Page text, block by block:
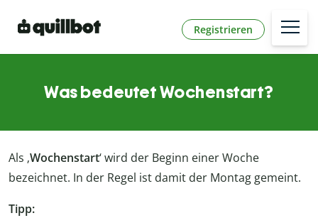
Registrieren
Was bedeutet Wochenstart?
Als ‚Wochenstart‘ wird der Beginn einer Woche
bezeichnet. In der Regel ist damit der Montag gemeint.
Tipp: